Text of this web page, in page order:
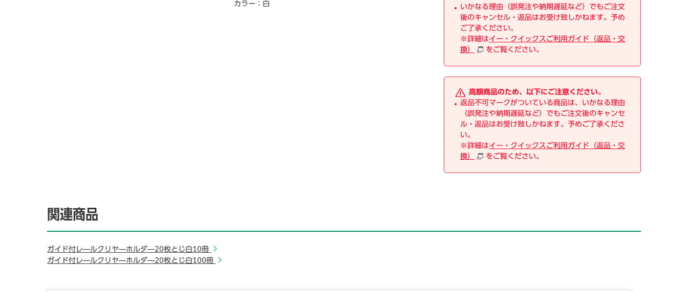
場合があります。
カラー： 白
いかなる理由（誤発注や納期遅延など）でもご注文
後のキャンセル・返品はお受け致しかねます。予め
ご了承ください。
※詳細はイー・クイックスご利用ガイド（返品・交
換）
をご覧ください。
高額商品のため、以下にご注意ください。
返品不可マークがついている商品は、いかなる理由
（誤発注や納期遅延など）でもご注文後のキャンセ
ル・返品はお受け致しかねます。予めご了承くださ
い。
※詳細はイー・クイックスご利用ガイド（返品・交
換）
をご覧ください。
関連商品
ガイド付レ―ルクリヤ―ホルダ―20枚とじ白10冊
ガイド付レ―ルクリヤ―ホルダ―20枚とじ白100冊